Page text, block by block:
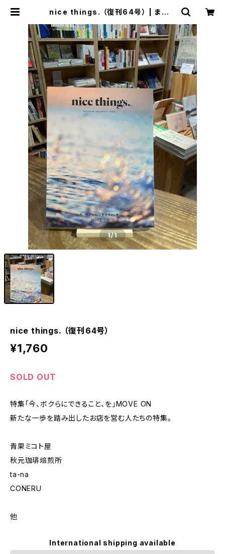
nice things. （復刊64号） | まがり
1/1
nice things. （復刊64号）
¥1,760
SOLD OUT
特集「今、ボクらにできること、を」MOVE ON
新たな一歩を踏み出したお店を営む人たちの特集。
青果ミコト屋
秋元珈琲焙煎所
ta-na
CONERU
他
International shipping available